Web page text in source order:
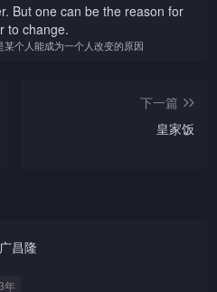
But one can be the reason for
to change.
个人能成为一个人改变的原因
下一篇
皇家饭
昌隆
年